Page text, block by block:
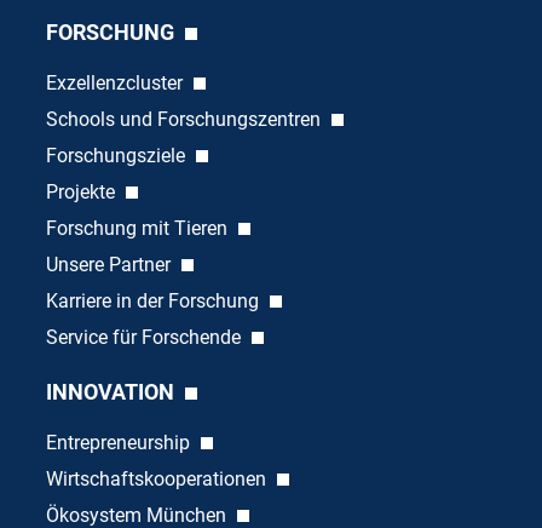
FORSCHUNG
Exzellenzcluster
Schools und Forschungszentren
Forschungsziele
Projekte
Forschung mit Tieren
Unsere Partner
Karriere in der Forschung
Service für Forschende
INNOVATION
Entrepreneurship
Wirtschaftskooperationen
Ökosystem München